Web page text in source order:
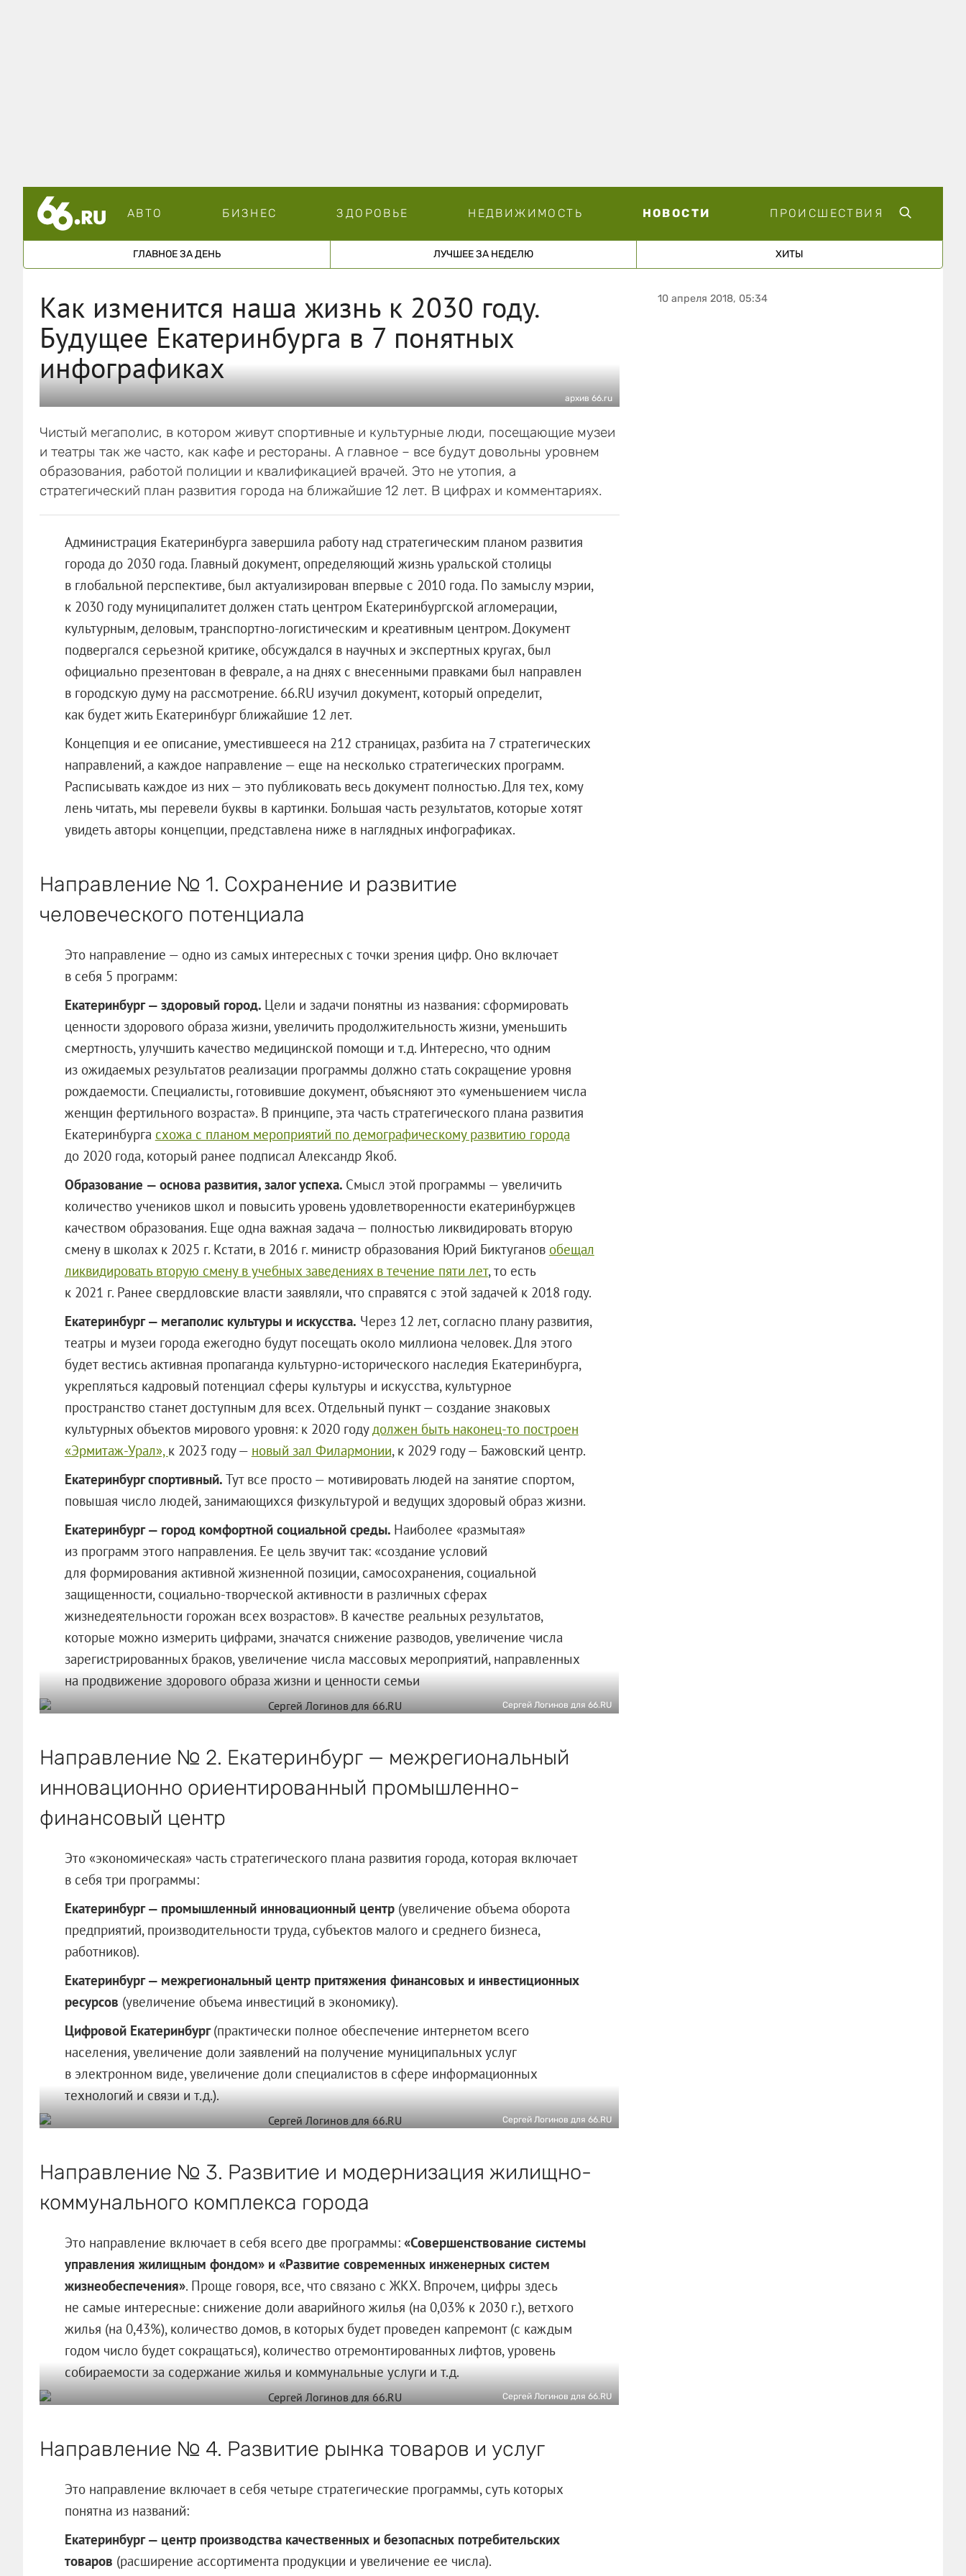
АВТО БИЗНЕС ЗДОРОВЬЕ НЕДВИЖИМОСТЬ НОВОСТИ ПРОИСШЕСТВИЯ
ГЛАВНОЕ ЗА ДЕНЬ ЛУЧШЕЕ ЗА НЕДЕЛЮ ХИТЫ
Как изменится наша жизнь к 2030 году.
Будущее Екатеринбурга в 7 понятных
инфографиках
архив 66.ru
Чистый мегаполис, в котором живут спортивные и культурные люди, посещающие музеи
и театры так же часто, как кафе и рестораны. А главное – все будут довольны уровнем
образования, работой полиции и квалификацией врачей. Это не утопия, а
стратегический план развития города на ближайшие 12 лет. В цифрах и комментариях.
Администрация Екатеринбурга завершила работу над стратегическим планом развития
города до 2030 года. Главный документ, определяющий жизнь уральской столицы
в глобальной перспективе, был актуализирован впервые с 2010 года. По замыслу мэрии,
к 2030 году муниципалитет должен стать центром Екатеринбургской агломерации,
культурным, деловым, транспортно-логистическим и креативным центром. Документ
подвергался серьезной критике, обсуждался в научных и экспертных кругах, был
официально презентован в феврале, а на днях с внесенными правками был направлен
в городскую думу на рассмотрение. 66.RU изучил документ, который определит,
как будет жить Екатеринбург ближайшие 12 лет.
Концепция и ее описание, уместившееся на 212 страницах, разбита на 7 стратегических
направлений, а каждое направление — еще на несколько стратегических программ.
Расписывать каждое из них — это публиковать весь документ полностью. Для тех, кому
лень читать, мы перевели буквы в картинки. Большая часть результатов, которые хотят
увидеть авторы концепции, представлена ниже в наглядных инфографиках.
Направление № 1. Сохранение и развитие
человеческого потенциала
Это направление — одно из самых интересных с точки зрения цифр. Оно включает
в себя 5 программ:
Екатеринбург — здоровый город. Цели и задачи понятны из названия: сформировать
ценности здорового образа жизни, увеличить продолжительность жизни, уменьшить
смертность, улучшить качество медицинской помощи и т.д. Интересно, что одним
из ожидаемых результатов реализации программы должно стать сокращение уровня
рождаемости. Специалисты, готовившие документ, объясняют это «уменьшением числа
женщин фертильного возраста». В принципе, эта часть стратегического плана развития
Екатеринбурга схожа с планом мероприятий по демографическому развитию города
до 2020 года, который ранее подписал Александр Якоб.
Образование — основа развития, залог успеха. Смысл этой программы — увеличить
количество учеников школ и повысить уровень удовлетворенности екатеринбуржцев
качеством образования. Еще одна важная задача — полностью ликвидировать вторую
смену в школах к 2025 г. Кстати, в 2016 г. министр образования Юрий Биктуганов обещал
ликвидировать вторую смену в учебных заведениях в течение пяти лет, то есть
к 2021 г. Ранее свердловские власти заявляли, что справятся с этой задачей к 2018 году.
Екатеринбург — мегаполис культуры и искусства. Через 12 лет, согласно плану развития,
театры и музеи города ежегодно будут посещать около миллиона человек. Для этого
будет вестись активная пропаганда культурно-исторического наследия Екатеринбурга,
укрепляться кадровый потенциал сферы культуры и искусства, культурное
пространство станет доступным для всех. Отдельный пункт — создание знаковых
культурных объектов мирового уровня: к 2020 году должен быть наконец-то построен
«Эрмитаж-Урал», к 2023 году — новый зал Филармонии, к 2029 году — Бажовский центр.
Екатеринбург спортивный. Тут все просто — мотивировать людей на занятие спортом,
повышая число людей, занимающихся физкультурой и ведущих здоровый образ жизни.
Екатеринбург — город комфортной социальной среды. Наиболее «размытая»
из программ этого направления. Ее цель звучит так: «создание условий
для формирования активной жизненной позиции, самосохранения, социальной
защищенности, социально-творческой активности в различных сферах
жизнедеятельности горожан всех возрастов». В качестве реальных результатов,
которые можно измерить цифрами, значатся снижение разводов, увеличение числа
зарегистрированных браков, увеличение числа массовых мероприятий, направленных
на продвижение здорового образа жизни и ценности семьи
Сергей Логинов для 66.RU
Направление № 2. Екатеринбург — межрегиональный
инновационно ориентированный промышленно-
финансовый центр
Это «экономическая» часть стратегического плана развития города, которая включает
в себя три программы:
Екатеринбург — промышленный инновационный центр(увеличение объема оборота
предприятий, производительности труда, субъектов малого и среднего бизнеса,
работников).
Екатеринбург — межрегиональный центр притяжения финансовых и инвестиционных
ресурсов (увеличение объема инвестиций в экономику).
Цифровой Екатеринбург(практически полное обеспечение интернетом всего
населения, увеличение доли заявлений на получение муниципальных услуг
в электронном виде, увеличение доли специалистов в сфере информационных
технологий и связи и т.д.).
Сергей Логинов для 66.RU
Направление № 3. Развитие и модернизация жилищно-
коммунального комплекса города
Это направление включает в себя всего две программы: «Совершенствование системы
управления жилищным фондом» и «Развитие современных инженерных систем
жизнеобеспечения». Проще говоря, все, что связано с ЖКХ. Впрочем, цифры здесь
не самые интересные: снижение доли аварийного жилья (на 0,03% к 2030 г.), ветхого
жилья (на 0,43%), количество домов, в которых будет проведен капремонт (с каждым
годом число будет сокращаться), количество отремонтированных лифтов, уровень
собираемости за содержание жилья и коммунальные услуги и т.д.
Сергей Логинов для 66.RU
Направление № 4. Развитие рынка товаров и услуг
Это направление включает в себя четыре стратегические программы, суть которых
понятна из названий:
Екатеринбург — центр производства качественных и безопасных потребительских
товаров (расширение ассортимента продукции и увеличение ее числа).
10 апреля 2018, 05:34